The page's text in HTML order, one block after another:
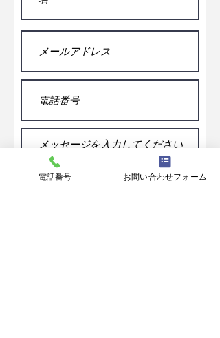
電話番号 お問い合わせフォーム